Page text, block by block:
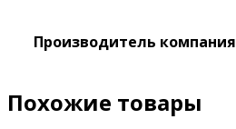
Производитель компания
Похожие товары